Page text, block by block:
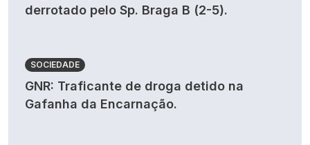
derrotado pelo Sp. Braga B (2-5).
SOCIEDADE
GNR: Traficante de droga detido na
Gafanha da Encarnação.